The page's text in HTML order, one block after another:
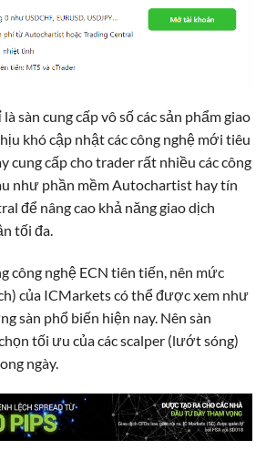
sàn cung cấp vô số các sản phẩm giao
khó cập nhật các công nghệ mới tiêu
cung cấp cho trader rất nhiều các công
như phần mềm Autochartist hay tín
để nâng cao khả năng giao dịch
tối đa.
công nghệ ECN tiên tiến, nên mức
của ICMarkets có thể được xem như
sàn phổ biến hiện nay. Nên sàn
tối ưu của các scalper (lướt sóng)
ngày.